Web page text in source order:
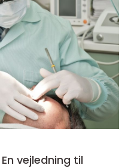
vejledning til